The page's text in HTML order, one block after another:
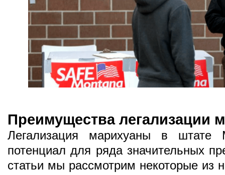
Преимущества легализации
Легализация марихуаны в штате
потенциал для ряда значительных
статьи мы рассмотрим некоторые из